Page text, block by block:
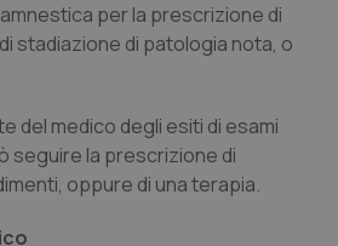
per la prescrizione di
stadiazione di patologia nota, o
del medico degli esiti di esami
seguire la prescrizione di
oppure di una terapia.